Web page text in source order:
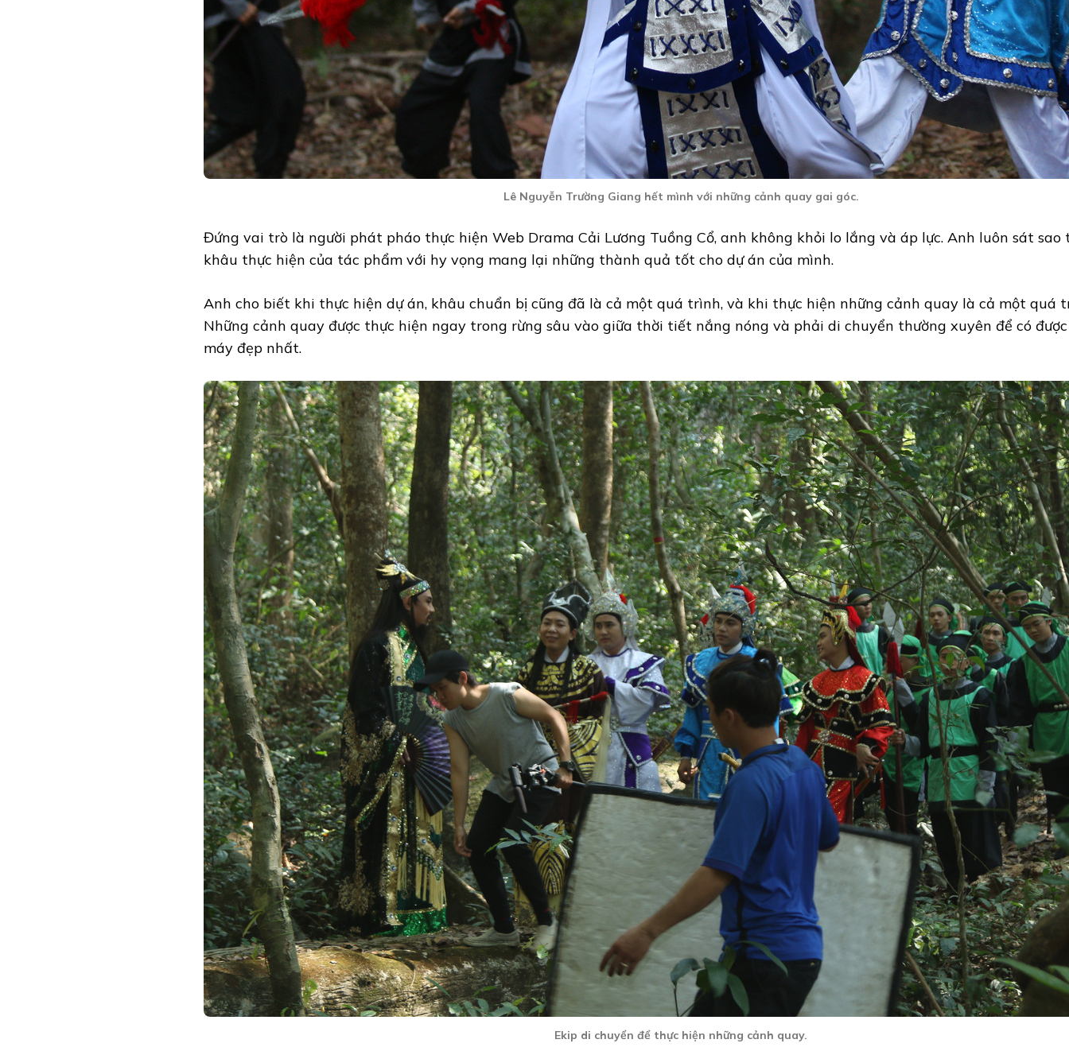
Lê Nguyễn Trường Giang hết mình với những cảnh quay gai góc.
Đứng vai trò là người phát pháo thực hiện Web Drama Cải Lương Tuồng Cổ, anh không khỏi lo lắng và áp lực. Anh luôn sát
khâu thực hiện của tác phẩm với hy vọng mang lại những thành quả tốt cho dự án của mình.
Anh cho biết khi thực hiện dự án, khâu chuẩn bị cũng đã là cả một quá trình, và khi thực hiện những cảnh quay là cả một quá
Những cảnh quay được thực hiện ngay trong rừng sâu vào giữa thời tiết nắng nóng và phải di chuyển thường xuyên để có
máy đẹp nhất.
Ekip di chuyển để thực hiện những cảnh quay.